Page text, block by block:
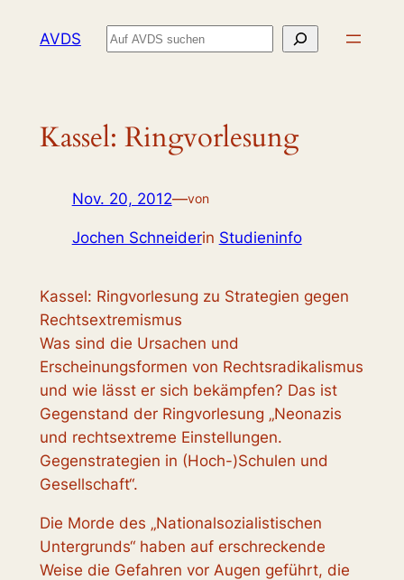
InhaltAVDS Suchen
Kassel: Ringvorlesung
Nov. 20, 2012—von
Jochen Schneiderin Studieninfo
Kassel: Ringvorlesung zu Strategien gegen
Rechtsextremismus
Was sind die Ursachen und
Erscheinungsformen von Rechtsradikalismus
und wie lässt er sich bekämpfen? Das ist
Gegenstand der Ringvorlesung „Neonazis
und rechtsextreme Einstellungen.
Gegenstrategien in (Hoch-)Schulen und
Gesellschaft“.
Die Morde des „Nationalsozialistischen
Untergrunds“ haben auf erschreckende
Weise die Gefahren vor Augen geführt, die